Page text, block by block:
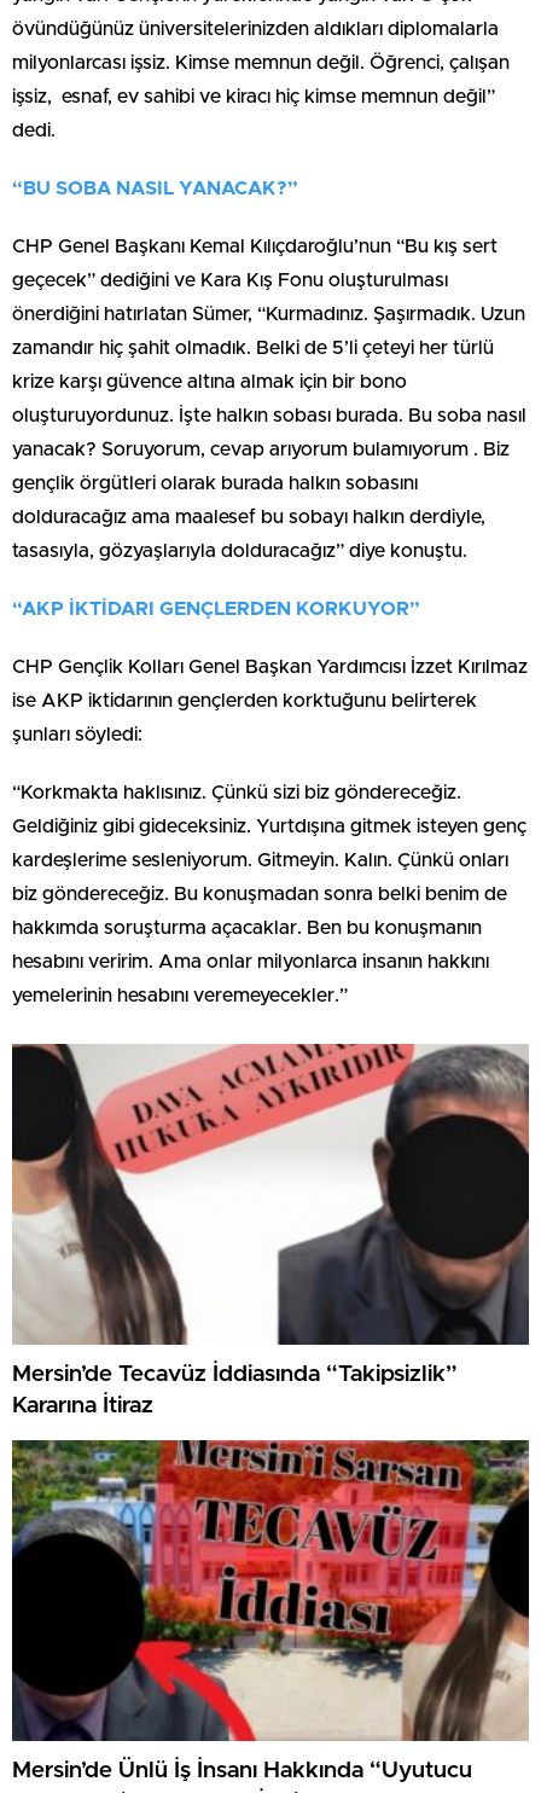
övündüğünüz üniversitelerinizden aldıkları diplomalarla
milyonlarcası işsiz. Kimse memnun değil. Öğrenci, çalışan
işsiz, esnaf, ev sahibi ve kiracı hiç kimse memnun değil”
dedi.
“BU SOBA NASIL YANACAK?”
CHP Genel Başkanı Kemal Kılıçdaroğlu’nun “Bu kış sert
geçecek” dediğini ve Kara Kış Fonu oluşturulması
önerdiğini hatırlatan Sümer, “Kurmadınız. Şaşırmadık. Uzun
zamandır hiç şahit olmadık. Belki de 5’li çeteyi her türlü
krize karşı güvence altına almak için bir bono
oluşturuyordunuz. İşte halkın sobası burada. Bu soba nasıl
yanacak? Soruyorum, cevap arıyorum bulamıyorum . Biz
gençlik örgütleri olarak burada halkın sobasını
dolduracağız ama maalesef bu sobayı halkın derdiyle,
tasasıyla, gözyaşlarıyla dolduracağız” diye konuştu.
“AKP İKTİDARI GENÇLERDEN KORKUYOR”
CHP Gençlik Kolları Genel Başkan Yardımcısı İzzet Kırılmaz
ise AKP iktidarının gençlerden korktuğunu belirterek
şunları söyledi:
“Korkmakta haklısınız. Çünkü sizi biz göndereceğiz.
Geldiğiniz gibi gideceksiniz. Yurtdışına gitmek isteyen genç
kardeşlerime sesleniyorum. Gitmeyin. Kalın. Çünkü onları
biz göndereceğiz. Bu konuşmadan sonra belki benim de
hakkımda soruşturma açacaklar. Ben bu konuşmanın
hesabını veririm. Ama onlar milyonlarca insanın hakkını
yemelerinin hesabını veremeyecekler.”
Mersin’de Tecavüz İddiasında “Takipsizlik”
Kararına İtiraz
Mersin’de Ünlü İş İnsanı Hakkında “Uyutucu